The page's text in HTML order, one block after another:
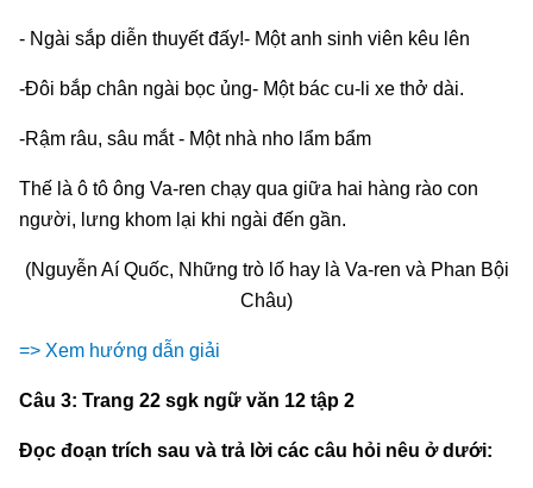
- Ngài sắp diễn thuyết đấy!- Một anh sinh viên kêu lên
-Đôi bắp chân ngài bọc ủng- Một bác cu-li xe thở dài.
-Rậm râu, sâu mắt - Một nhà nho lẩm bẩm
Thế là ô tô ông Va-ren chạy qua giữa hai hàng rào con
người, lưng khom lại khi ngài đến gần.
(Nguyễn Aí Quốc, Những trò lố hay là Va-ren và Phan Bội
Châu)
=> Xem hướng dẫn giải
Câu 3: Trang 22 sgk ngữ văn 12 tập 2
Đọc đoạn trích sau và trả lời các câu hỏi nêu ở dưới: